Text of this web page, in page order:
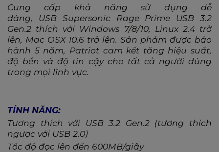
Cung cấp khả năng
sử dụngdễ
dàng, USBSupersonic Rage Prime USB 3.2
Gen.2 thích với Windows 7/8/10, Linux 2.4 trở
lên, Mac OSX 10.6 trở lên. Sản phảm được bảo
hành 5 năm, Patriot cam kết tăng hiệu suất,
độ bền và độ tin cậy cho tất cả người dùng
trong mọi lĩnh vực.
TÍNH NĂNG:
Tương thích với USB 3.2 Gen.2 (tương thích
ngược với USB 2.0)
Tốc độ đọc lên đến 600MB/giây